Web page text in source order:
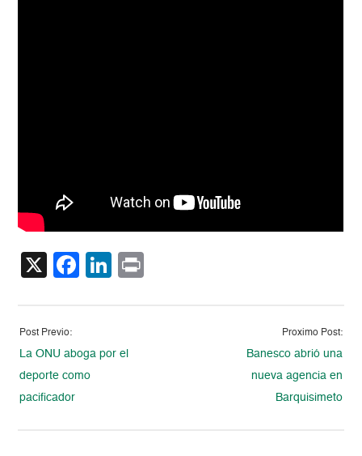
X Facebook
LinkedIn
Post Previo:
La ONU aboga por el
deporte como
pacificador
Proximo Post:
Banesco abrió una
nueva agencia en
Barquisimeto